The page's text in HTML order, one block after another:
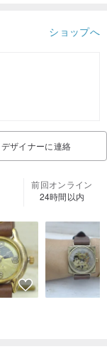
ショップへ
デザイナーに連絡
前回オンライン
24時間以内